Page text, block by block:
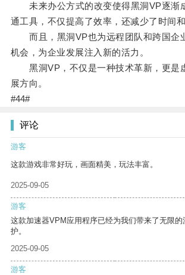
未来办公方式的改变使得黑洞VP逐渐
通工具，不仅提高了效率，还减少了时间和
而且，黑洞VP也为远程团队和跨国企
机会，为企业发展注入新的活力。
黑洞VP，不仅是一种技术革新，更是
展方向。
#44#
评论
游客
这款游戏非常好玩，画面精美，玩法丰富。
2025-09-05
游客
这款加速器VPM应用程序已经为我们带来了无限
护。
2025-09-05
游客